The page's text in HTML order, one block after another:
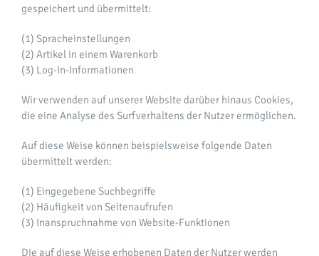
gespeichert und übermittelt:
(1) Spracheinstellungen
(2) Artikel in einem Warenkorb
(3) Log-In-Informationen
Wir verwenden auf unserer Website darüber hinaus Cookies,
die eine Analyse des Surfverhaltens der Nutzer ermöglichen.
Auf diese Weise können beispielsweise folgende Daten
übermittelt werden:
(1) Eingegebene Suchbegriffe
(2) Häufigkeit von Seitenaufrufen
(3) Inanspruchnahme von Website-Funktionen
Die auf diese Weise erhobenen Daten der Nutzer werden